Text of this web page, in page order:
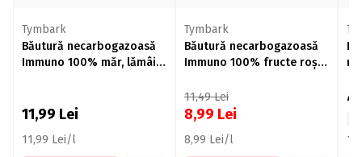
Tymbark
Băutură necarbogazoasă
Immuno 100% măr, lămâie,
11,99 Lei
11,99 Lei/l
Tymbark
Băutură necarbogazoasă
Immuno 100% fructe roșii
11,49Lei
8,99 Lei
8,99 Lei/l